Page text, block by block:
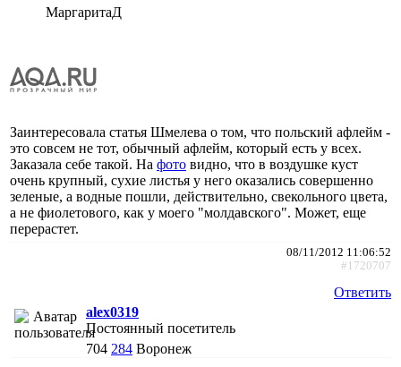
МаргаритаД
Заинтересовала статья Шмелева о том, что польский афлейм -
это совсем не тот, обычный афлейм, который есть у всех.
Заказала себе такой. На фото видно, что в воздушке куст
очень крупный, сухие листья у него оказались совершенно
зеленые, а водные пошли, действительно, свекольного цвета,
а не фиолетового, как у моего "молдавского". Может, еще
перерастет.
08/11/2012 11:06:52
#1720707
Ответить
alex0319
Постоянный посетитель
704 284 Воронеж